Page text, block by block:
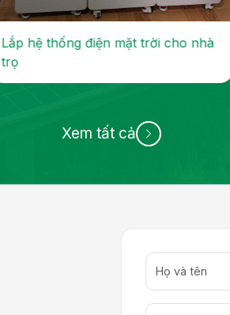
Lắp hệ thống điện mặt trời cho nhà
trọ
Xem tất cả